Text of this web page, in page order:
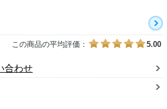
この商品の平均評価： 5.00
合わせ